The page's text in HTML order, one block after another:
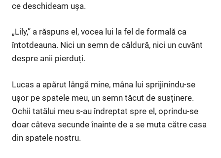
ce deschideam ușa.
„Lily,” a răspuns el, vocea lui la fel de formală ca
întotdeauna. Nici un semn de căldură, nici un cuvânt
despre anii pierduți.
Lucas a apărut lângă mine, mâna lui sprijinindu-se
ușor pe spatele meu, un semn tăcut de susținere.
Ochii tatălui meu s-au îndreptat spre el, oprindu-se
doar câteva secunde înainte de a se muta către casa
din spatele nostru.